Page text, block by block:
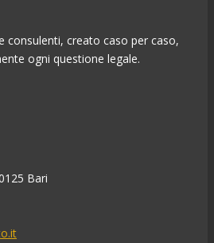
consulenti, creato caso per caso,
ogni questione legale.
Bari